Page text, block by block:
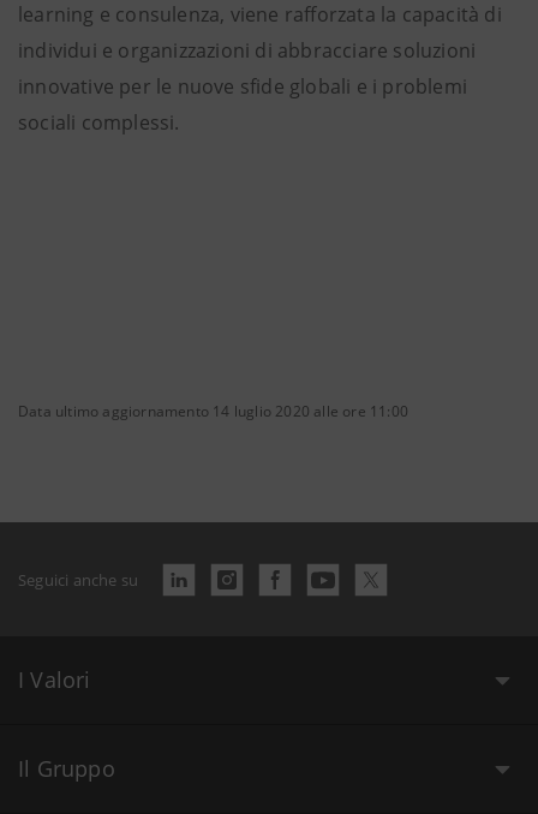
learning e consulenza, viene rafforzata la capacità di
individui e organizzazioni di abbracciare soluzioni
innovative per le nuove sfide globali e i problemi
sociali complessi.
Data ultimo aggiornamento 14 luglio 2020 alle ore 11:00
Seguici anche su
I Valori
Il Gruppo